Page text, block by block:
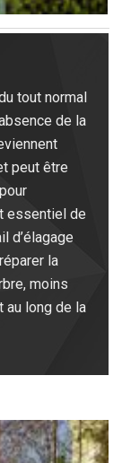
tout normal
de la
peut être
essentiel de
d’élagage
la
moins
au long de la